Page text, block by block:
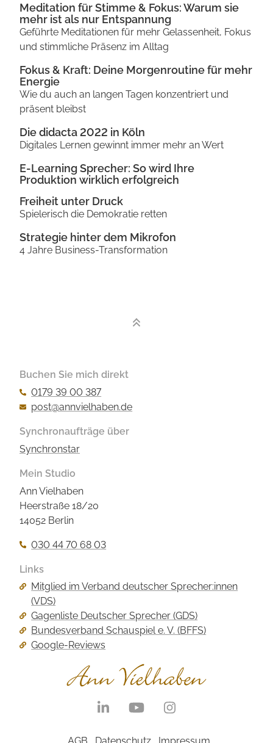
Meditation für Stimme & Fokus: Warum sie
mehr ist als nur Entspannung
Geführte Meditationen für mehr Gelassenheit, Fokus
und stimmliche Präsenz im Alltag
Fokus & Kraft: Deine Morgenroutine für mehr
Energie
Wie du auch an langen Tagen konzentriert und
präsent bleibst
Die didacta 2022 in Köln
Digitales Lernen gewinnt immer mehr an Wert
E-Learning Sprecher: So wird Ihre
Produktion wirklich erfolgreich
Freiheit unter Druck
Spielerisch die Demokratie retten
Strategie hinter dem Mikrofon
4 Jahre Business-Transformation
Buchen Sie mich direkt
0179 39 00 387
post@annvielhaben.de
Synchronaufträge über
Synchronstar
Mein Studio
Ann Vielhaben
Heerstraße 18/20
14052 Berlin
030 44 70 68 03
Links
Navigation
überspringen
Mitglied im Verband deutscher Sprecher:innen
(VDS)
Gagenliste Deutscher Sprecher (GDS)
Bundesverband Schauspiel e. V. (BFFS)
Google-Reviews
Navigation